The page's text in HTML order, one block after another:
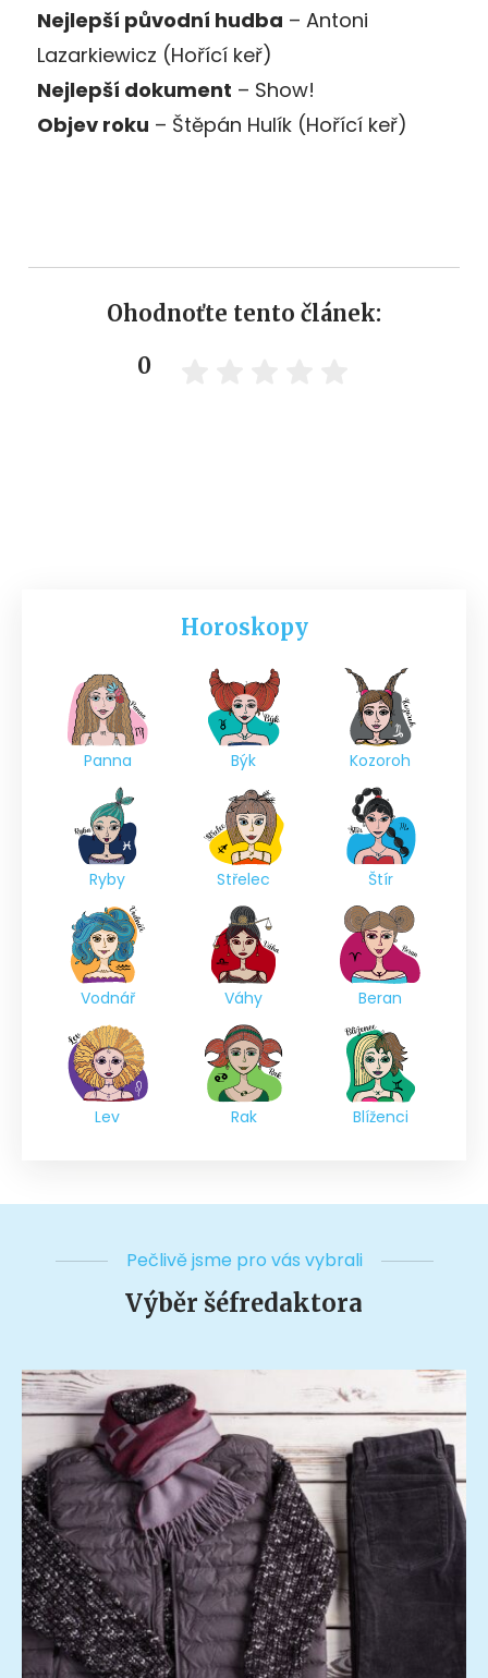
Nejlepší původní hudba – Antoni
Lazarkiewicz (Hořící keř)
Nejlepší dokument – Show!
Objev roku – Štěpán Hulík (Hořící keř)
Ohodnoťte tento článek:
0
Horoskopy
Panna Býk Kozoroh
Ryby Střelec Štír
Vodnář Váhy Beran
Lev Rak Blíženci
Pečlivě jsme pro vás vybrali
Výběr šéfredaktora